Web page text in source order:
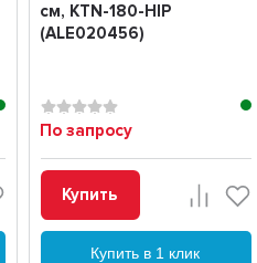
см, KTN-180-HIP
(ALE020456)
По запросу
Купить
Купить в 1 клик